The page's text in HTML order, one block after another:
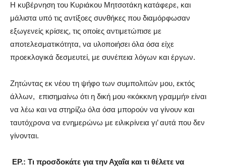
Η κυβέρνηση του Κυριάκου Μητσοτάκη κατάφερε, και
μάλιστα υπό τις αντίξοες συνθήκες που διαμόρφωσαν
εξωγενείς κρίσεις, τις οποίες αντιμετώπισε με
αποτελεσματικότητα, να υλοποιήσει όλα όσα είχε
προεκλογικά δεσμευτεί, με συνέπεια λόγων και έργων.
Ζητώντας εκ νέου τη ψήφο των συμπολιτών μου, εκτός
άλλων, επισημαίνω ότι η δική μου «κόκκινη γραμμή» είναι
να λέω και να στηρίζω όλα όσα μπορούν να γίνουν και
ταυτόχρονα να ενημερώνω με ειλικρίνεια γι’ αυτά που δεν
γίνονται.
ΕΡ.: Τι προσδοκάτε για την Αχαΐα και τι θέλετε να